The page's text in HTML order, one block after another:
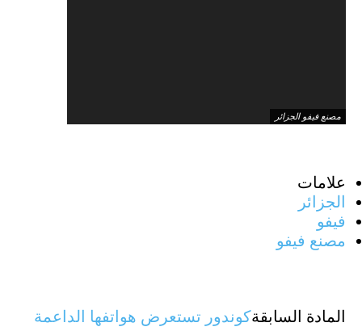
مصنع فيفو الجزائر
علامات
الجزائر
فيفو
مصنع فيفو
المادة السابقةكوندور تستعرض هواتفها الداعمة